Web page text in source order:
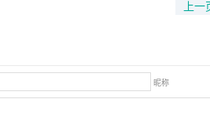
上一
昵称